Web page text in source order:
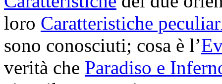
loro Caratteristiche
sono conosciuti; cosa è l’
verità che Paradiso e